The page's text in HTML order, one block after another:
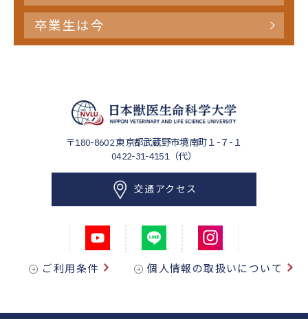
卒業生は今
〒180-8602東京都武蔵野市境南町１-７-１
0422-31-4151（代）
交通アクセス
ご利用条件 個人情報の取扱いについて